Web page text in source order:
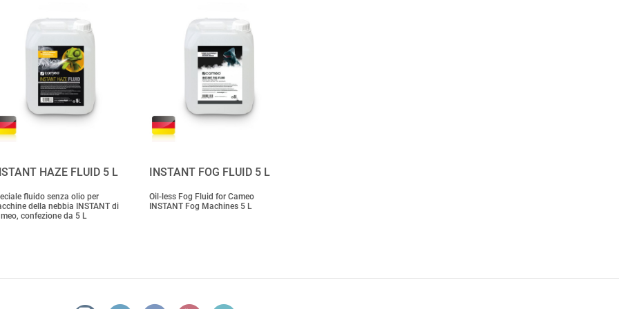
HAZE FLUID 5 L
fluido senza olio per
della nebbia INSTANT di
confezione da 5 L
INSTANT FOG FLUID 5 L
Oil-less Fog Fluid for Cameo
INSTANT Fog Machines 5 L